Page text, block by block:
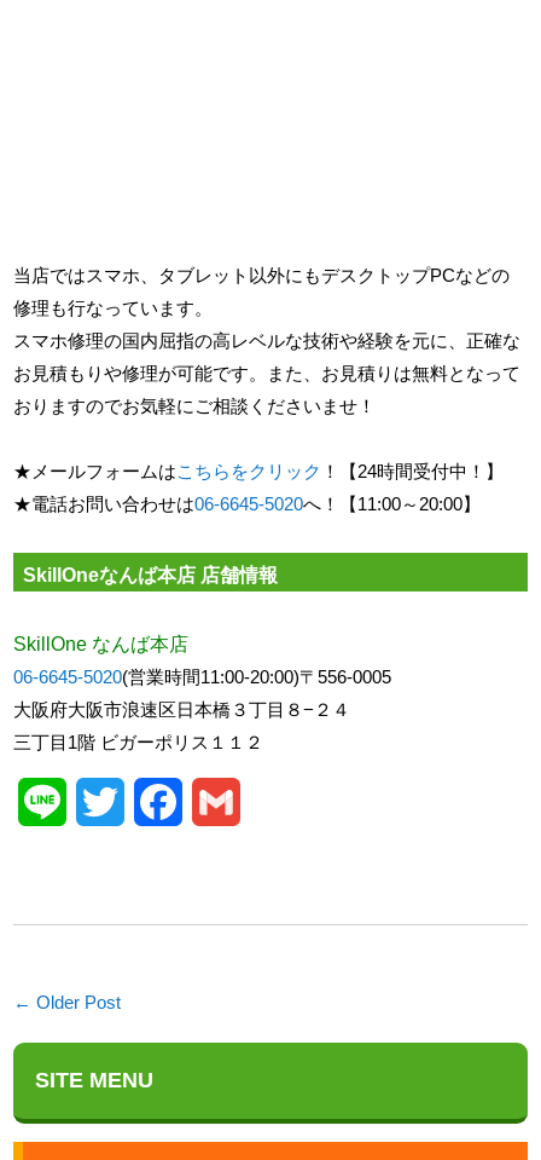
SITE MENU
当店ではスマホ、タブレット以外にもデスクトップPCなどの
修理も行なっています。
スマホ修理の国内屈指の高レベルな技術や経験を元に、正確な
お見積もりや修理が可能です。また、お見積りは無料となって
おりますのでお気軽にご相談くださいませ！
★メールフォームはこちらをクリック ！【24時間受付中！】
★電話お問い合わせは06-6645-5020へ！【11:00～20:00】
SkillOneなんば本店 店舗情報
SkillOne なんば本店
06-6645-5020(営業時間11:00-20:00)〒556-0005
大阪府大阪市浪速区日本橋３丁目８−２４
三丁目1階 ビガーポリス１１２
Line Twitter Facebook
← Older Post